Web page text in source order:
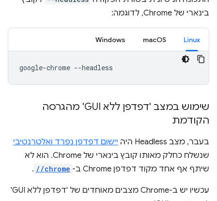
בינארי של Chrome, לדוגמה:
Linux
macOS
Windows
google-chrome
שימוש במצב 'דפדפן ללא GUI' מהגרסה
הקודמת
בעבר, מצב Headless היה
יישום דפדפן נפרד ואלטרנטיבי
שנשלח כחלק מאותו קובץ בינארי של Chrome. הוא לא
שיתף אף אחד מקוד דפדפן Chrome ב-
//chrome
.
עכשיו יש ב-Chrome מצבים מאוחדים של 'דפדפן ללא GUI'